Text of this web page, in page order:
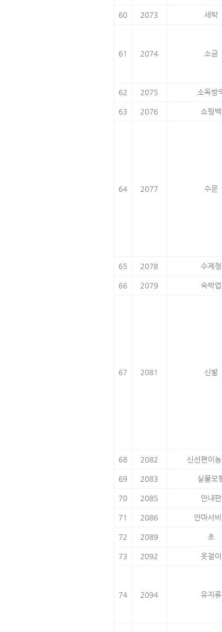
60 2073 세탁
61 2074 소금
62 2075 소독방
63 2076 쇼핑백
64 2077 수문
65 2078 수제청
66 2079 숙박업
67 2081 신발
68 2082 신선편이
69 2083 실물모
70 2085 안내판
71 2086 안마서
72 2089 초
73 2092 옷걸이
74 2094 유지류